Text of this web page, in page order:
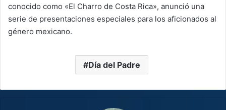
conocido como «El Charro de Costa Rica», anunció una
serie de presentaciones especiales para los aficionados al
género mexicano.
Día del Padre